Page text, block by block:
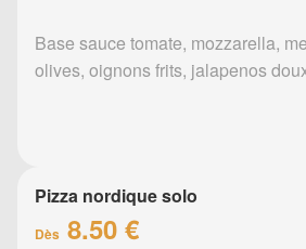
Base sauce tomate, mozzarella,
olives, oignons frits, jalapenos
Pizza nordique solo
Dès 8.50 €